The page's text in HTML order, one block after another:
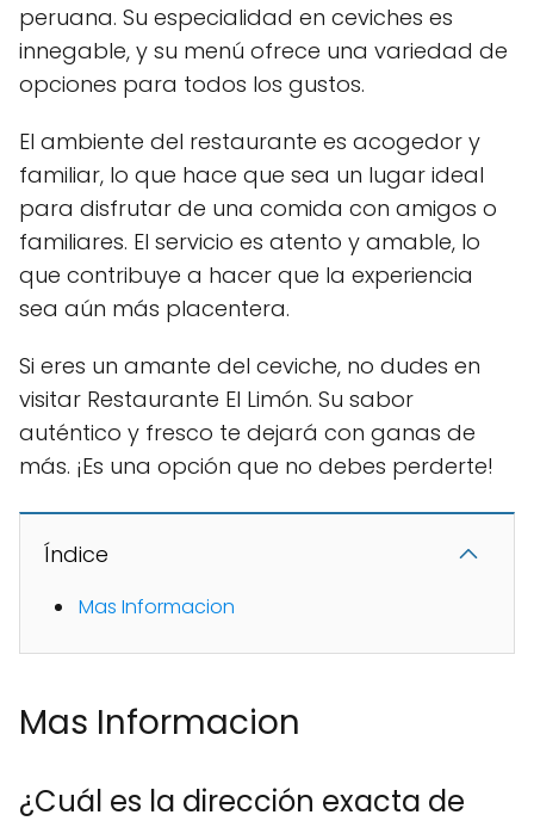
peruana. Su especialidad en ceviches es
innegable, y su menú ofrece una variedad de
opciones para todos los gustos.
El ambiente del restaurante es acogedor y
familiar, lo que hace que sea un lugar ideal
para disfrutar de una comida con amigos o
familiares. El servicio es atento y amable, lo
que contribuye a hacer que la experiencia
sea aún más placentera.
Si eres un amante del ceviche, no dudes en
visitar Restaurante El Limón. Su sabor
auténtico y fresco te dejará con ganas de
más. ¡Es una opción que no debes perderte!
Índice
Mas Informacion
Mas Informacion
¿Cuál es la dirección exacta de